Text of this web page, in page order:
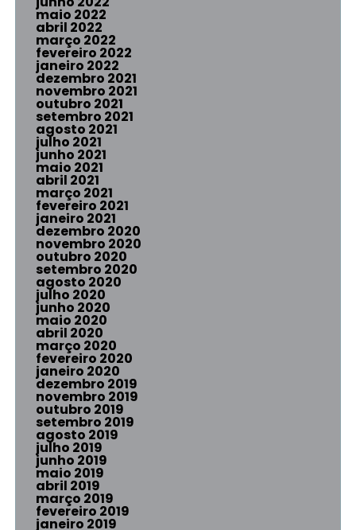
maio 2022
abril 2022
março 2022
fevereiro 2022
janeiro 2022
dezembro 2021
novembro 2021
outubro 2021
setembro 2021
agosto 2021
julho 2021
junho 2021
maio 2021
abril 2021
março 2021
fevereiro 2021
janeiro 2021
dezembro 2020
novembro 2020
outubro 2020
setembro 2020
agosto 2020
julho 2020
junho 2020
maio 2020
abril 2020
março 2020
fevereiro 2020
janeiro 2020
dezembro 2019
novembro 2019
outubro 2019
setembro 2019
agosto 2019
julho 2019
junho 2019
maio 2019
abril 2019
março 2019
fevereiro 2019
janeiro 2019